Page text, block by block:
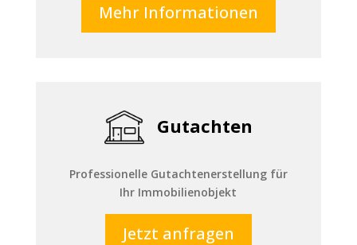
Mehr Informationen
Gutachten
Professionelle Gutachtenerstellung für
Ihr Immobilienobjekt
Jetzt anfragen